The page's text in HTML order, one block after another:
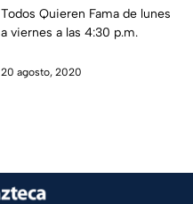
Todos Quieren Fama de lunes
a viernes a las 4:30 p.m.
20 agosto, 2020